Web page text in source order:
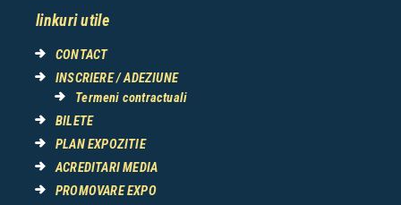
linkuri utile
CONTACT
INSCRIERE / ADEZIUNE
Termeni contractuali
BILETE
PLAN EXPOZITIE
ACREDITARI MEDIA
PROMOVARE EXPO